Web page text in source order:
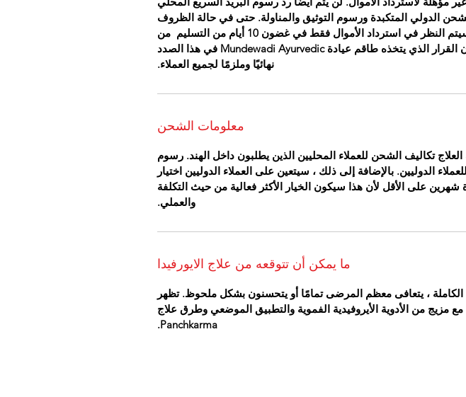
الدولي المتكبدة ورسوم التوثيق والمناولة. حتى في حالة الظروف
الاستثنائية ، سيتم النظر في استرداد الأموال فقط في غضون 10 أيام من التسليم من
الأدوية. سيكون القرار الذي يتخذه طاقم عيادة Mundewadi Ayurvedic في هذا الصدد
نهائيًا وملزمًا لجميع العملاء.
معلومات الشحن
تكاليف الشحن للعملاء المحليين الذين يطلبون داخل الهند. رسوم
الدوليين. بالإضافة إلى ذلك ، سيتعين على العملاء الدوليين اختيار
على الأقل لأن هذا سيكون الخيار الأكثر فعالية من حيث التكلفة
والعملي.
ما يمكن أن تتوقعه من علاج الايورفيدا
الكاملة ، يتعافى معظم المرضى تمامًا أو يتحسنون بشكل ملحوظ. تظهر
مع مزيج من الأدوية الأيروفيدية الفموية والتطبيق الموضعي وطرق علاج
Panchkarma.